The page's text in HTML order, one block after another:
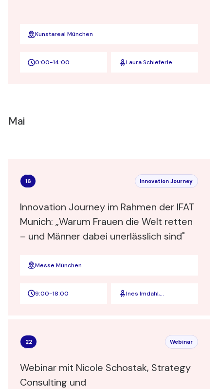
Kunstareal München
0:00-14:00 Laura Schieferle
Mai
16 Innovation Journey
Innovation Journey im Rahmen der IFAT
Munich: „Warum Frauen die Welt retten
– und Männer dabei unerlässlich sind"
Messe München
9:00-18:00
Ines Imdahl,
22 Webinar
Webinar mit Nicole Schostak, Strategy
Consulting und